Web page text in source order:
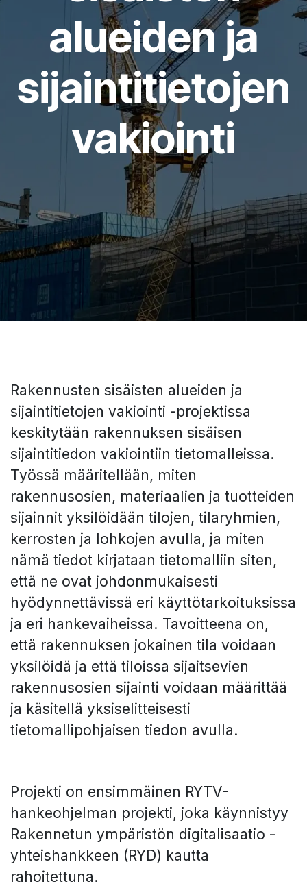
alueiden ja
sijaintitietojen
vakiointi
Rakennusten sisäisten alueiden ja
sijaintitietojen vakiointi -projektissa
keskitytään rakennuksen sisäisen
sijaintitiedon vakiointiin tietomalleissa.
Työssä määritellään, miten
rakennusosien, materiaalien ja tuotteiden
sijainnit yksilöidään tilojen, tilaryhmien,
kerrosten ja lohkojen avulla, ja miten
nämä tiedot kirjataan tietomalliin siten,
että ne ovat johdonmukaisesti
hyödynnettävissä eri käyttötarkoituksissa
ja eri hankevaiheissa. Tavoitteena on,
että rakennuksen jokainen tila voidaan
yksilöidä ja että tiloissa sijaitsevien
rakennusosien sijainti voidaan määrittää
ja käsitellä yksiselitteisesti
tietomallipohjaisen tiedon avulla.
Projekti on ensimmäinen RYTV-
hankeohjelman projekti, joka käynnistyy
Rakennetun ympäristön digitalisaatio -
yhteishankkeen (RYD) kautta
rahoitettuna.